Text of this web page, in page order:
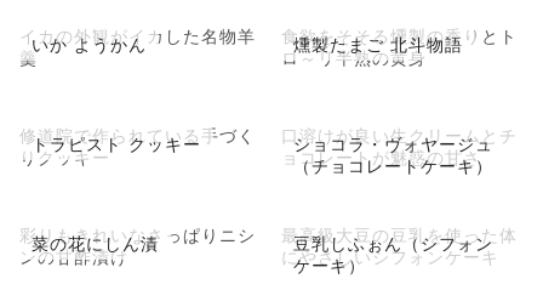
いか ようかん
イカの外観がイカした名物羊
羹
燻製たまご 北斗物語
食欲をそそる燻製の香りとト
ロ～リ半熟の黄身
トラピスト クッキー
修道院で作られている手づく
りクッキー
ショコラ・ヴォヤージュ
（チョコレートケーキ）
口溶けが良い生クリームとチ
ョコレートが魅惑の甘さ
菜の花にしん漬
彩りもきれいなさっぱりニシ
ンの甘酢漬け
豆乳しふぉん（シフォン
ケーキ）
最高級大豆の豆乳を使った体
にやさしいシフォンケーキ